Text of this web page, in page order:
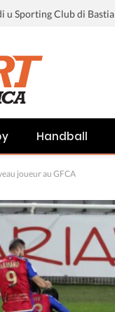
Handball
joueur au GFCA